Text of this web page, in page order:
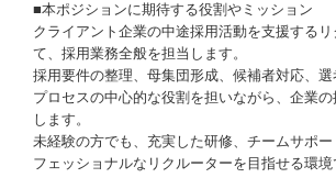
■本ポジションに期待する役割やミッション
クライアント企業の中途採用活動を支援する
て、採用業務全般を担当します。
採用要件の整理、母集団形成、候補者対応、
プロセスの中心的な役割を担いながら、企業
します。
未経験の方でも、充実した研修、チームサポ
フェッショナルなリクルーターを目指せる環境